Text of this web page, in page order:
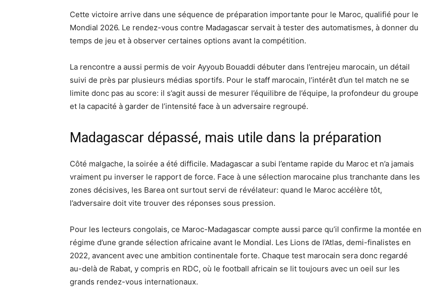
Cette victoire arrive dans une séquence de préparation importante pour le Maroc, qualifié pour le
Mondial 2026. Le rendez-vous contre Madagascar servait à tester des automatismes, à donner du
temps de jeu et à observer certaines options avant la compétition.
La rencontre a aussi permis de voir Ayyoub Bouaddi débuter dans l’entrejeu marocain, un détail
suivi de près par plusieurs médias sportifs. Pour le staff marocain, l’intérêt d’un tel match ne se
limite donc pas au score: il s’agit aussi de mesurer l’équilibre de l’équipe, la profondeur du groupe
et la capacité à garder de l’intensité face à un adversaire regroupé.
Madagascar dépassé, mais utile dans la préparation
Côté malgache, la soirée a été difficile. Madagascar a subi l’entame rapide du Maroc et n’a jamais
vraiment pu inverser le rapport de force. Face à une sélection marocaine plus tranchante dans les
zones décisives, les Barea ont surtout servi de révélateur: quand le Maroc accélère tôt,
l’adversaire doit vite trouver des réponses sous pression.
Pour les lecteurs congolais, ce Maroc-Madagascar compte aussi parce qu’il confirme la montée en
régime d’une grande sélection africaine avant le Mondial. Les Lions de l’Atlas, demi-finalistes en
2022, avancent avec une ambition continentale forte. Chaque test marocain sera donc regardé
au-delà de Rabat, y compris en RDC, où le football africain se lit toujours avec un oeil sur les
grands rendez-vous internationaux.